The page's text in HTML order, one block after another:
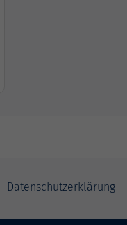
Datenschutzerklärung